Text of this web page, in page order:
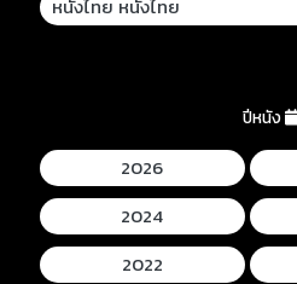
หนังไทย หนังไทย
ปีหนัง
2026
2024
2022